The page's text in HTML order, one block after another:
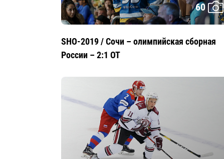
60
SHO-2019 / Сочи – олимпийская сборная
России – 2:1 ОТ